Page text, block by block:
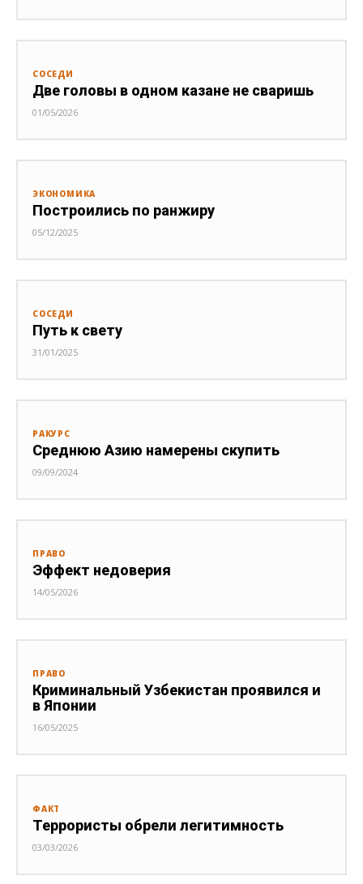
СОСЕДИ
Две головы в одном казане не сваришь
01/05/2026
ЭКОНОМИКА
Построились по ранжиру
05/12/2025
СОСЕДИ
Путь к свету
31/01/2025
РАКУРС
Среднюю Азию намерены скупить
09/09/2024
ПРАВО
Эффект недоверия
14/05/2026
ПРАВО
Криминальный Узбекистан проявился и
в Японии
16/05/2025
ФАКТ
Террористы обрели легитимность
03/03/2026